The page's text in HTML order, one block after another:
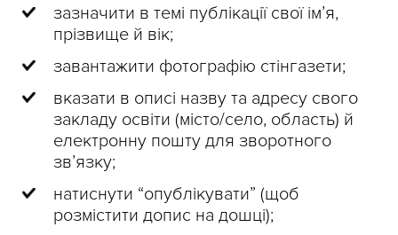
зазначити в темі публікації свої ім’я,
прізвище й вік;
завантажити фотографію стінгазети;
вказати в описі назву та адресу свого
закладу освіти (місто/село, область) й
електронну пошту для зворотного
зв’язку;
натиснути “опублікувати” (щоб
розмістити допис на дошці);